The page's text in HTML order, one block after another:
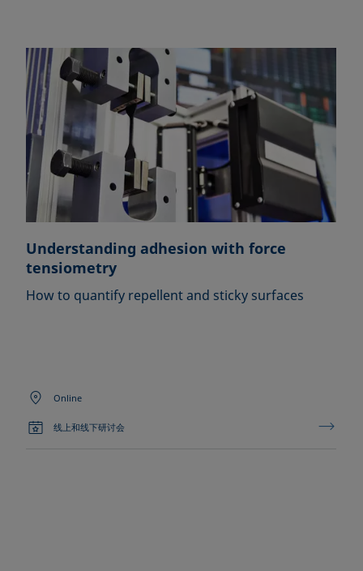
Understanding adhesion with force
tensiometry
How to quantify repellent and sticky surfaces
Online
线上和线下研讨会